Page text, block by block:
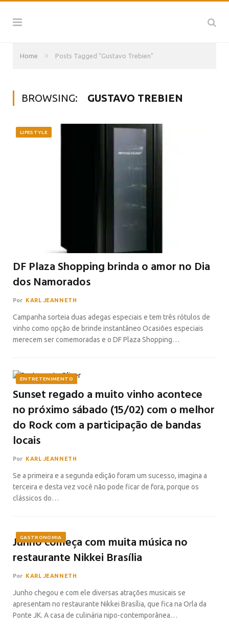
Home » Posts Tagged "Gustavo Trebien"
BROWSING: GUSTAVO TREBIEN
LIFESTYLE
DF Plaza Shopping brinda o amor no Dia
dos Namorados
Por KARL JEANNETH
Campanha sorteia duas adegas especiais e tem três rótulos de
vinho como opção de brinde instantâneo Ocasiões especiais
merecem ser comemoradas e o DF Plaza Shopping…
ENTRETENIMENTO
Sunset regado a muito vinho acontece
no próximo sábado (15/02) com o melhor
do Rock com a participação de bandas
locais
Por KARL JEANNETH
Se a primeira e a segunda edição foram um sucesso, imagina a
terceira e desta vez você não pode ficar de fora, porque os
clássicos do…
GASTRONOMIA
Junho começa com muita música no
restaurante Nikkei Brasília
Por KARL JEANNETH
Junho chegou e com ele diversas atrações musicais se
apresentam no restaurante Nikkei Brasília, que fica na Orla da
Ponte JK. A casa de culinária nipo-contemporânea…